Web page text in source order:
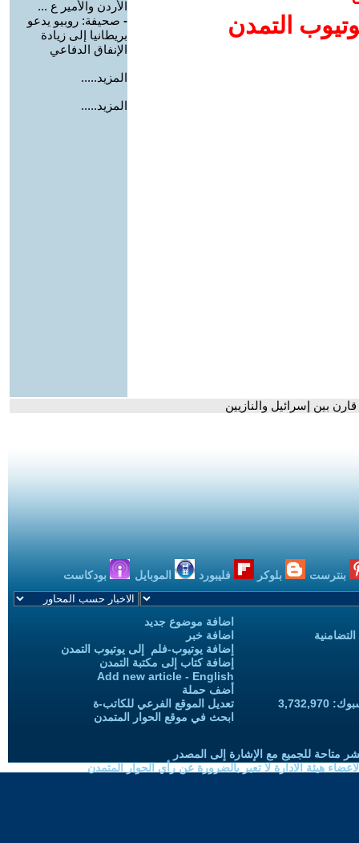
التمدن
الأردن والأمير ع ...
- صحيفة: روبيو يدعو
بريطانيا إلى زيادة
الإنفاق الدفاعي
المزيد.....
المزيد.....
بين إسرائيل والنازيين
بنترست بلوكر فليبورد الموبايل بودكاست
اضافة موضوع جديد
اضافة خبر
إضافة يوتيوب-فلم إلى يوتيوب التمدن
إضافة كتاب إلى مكتبة التمدن
Add new article - English
أضف حملة
تعديل الموقع الفرعي للكاتب-ة
ابحث في موقع الحوار المتمدن
متاحة للجميع مع الإشارة إلى المصدر
هيئة الادارة لا تعبر بالضرورة عن رأي الحوار المتمدن